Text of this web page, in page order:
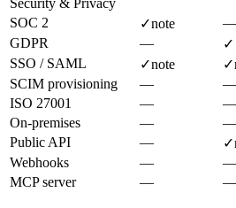
SOC 2
✓note
—
GDPR
—
✓
SSO / SAML
✓note ✓
SCIM provisioning
—
—
ISO 27001
—
—
On-premises
—
—
Public API
— ✓
Webhooks
—
—
MCP server
— —